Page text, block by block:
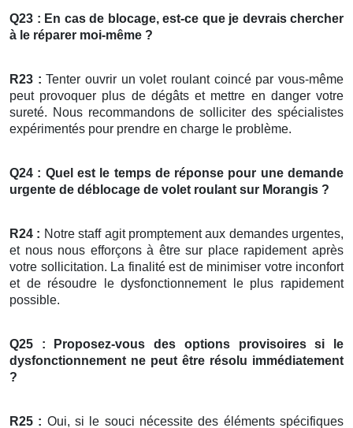
Q23 : En cas de blocage, est-ce que je devrais chercher
à le réparer moi-même ?
R23 : Tenter ouvrir un volet roulant coincé par vous-même
peut provoquer plus de dégâts et mettre en danger votre
sureté. Nous recommandons de solliciter des spécialistes
expérimentés pour prendre en charge le problème.
Q24 : Quel est le temps de réponse pour une demande
urgente de déblocage de volet roulant sur Morangis ?
R24 : Notre staff agit promptement aux demandes urgentes,
et nous nous efforçons à être sur place rapidement après
votre sollicitation. La finalité est de minimiser votre inconfort
et de résoudre le dysfonctionnement le plus rapidement
possible.
Q25 : Proposez-vous des options provisoires si le
dysfonctionnement ne peut être résolu immédiatement
?
R25 : Oui, si le souci nécessite des éléments spécifiques